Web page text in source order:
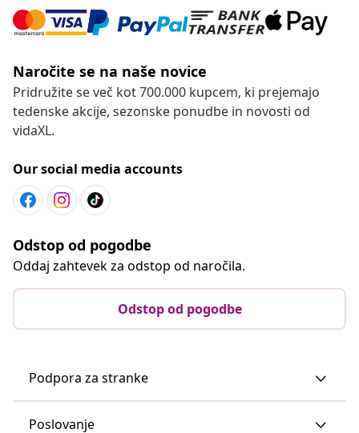
Naročite se na naše novice
Pridružite se več kot 700.000 kupcem, ki prejemajo
tedenske akcije, sezonske ponudbe in novosti od
vidaXL.
Our social media accounts
Odstop od pogodbe
Oddaj zahtevek za odstop od naročila.
Odstop od pogodbe
Podpora za stranke
Poslovanje